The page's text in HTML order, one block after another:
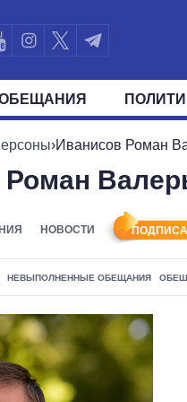
ПОЛИТИКИ ПРЕЗИДЕНТ И
›Иванисов Роман
НОВОСТИ
НЕВЫПОЛНЕННЫЕ ОБЕЩАНИЯ